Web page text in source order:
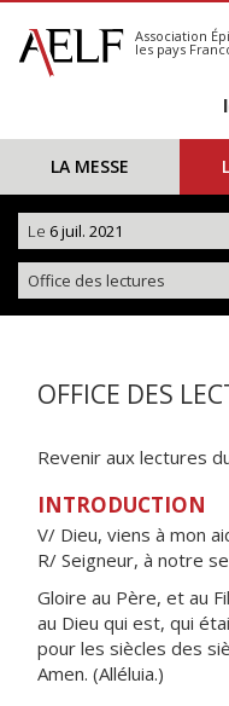
S'abonner
Calendrier
Association
les pays
LA MESSE
Le 6 juil. 2021
Office des lectures
OFFICE DES
Revenir aux lectures
INTRODUCTION
V/ Dieu, viens à mon
R/ Seigneur, à notre
Gloire au Père, et au
au Dieu qui est, qui
pour les siècles des
Amen. (Alléluia.)